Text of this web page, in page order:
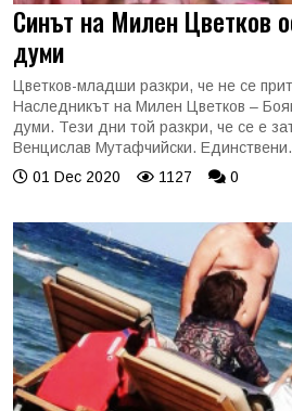
Синът на Милен Цветков
думи
Цветков-младши разкри, че не се
Наследникът на Милен Цветков –
думи. Тези дни той разкри, че се е
Венцислав Мутафчийски.
01 Dec 2020
1127 0